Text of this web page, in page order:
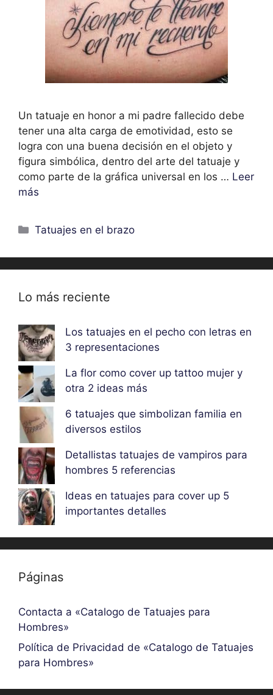
Un tatuaje en honor a mi padre fallecido debe
tener una alta carga de emotividad, esto se
logra con una buena decisión en el objeto y
figura simbólica, dentro del arte del tatuaje y
como parte de la gráfica universal en los … Leer
más
Categorías
Tatuajes en el brazo
Lo más reciente
Los tatuajes en el pecho con letras en
3 representaciones
La flor como cover up tattoo mujer y
otra 2 ideas más
6 tatuajes que simbolizan familia en
diversos estilos
Detallistas tatuajes de vampiros para
hombres 5 referencias
Ideas en tatuajes para cover up 5
importantes detalles
Páginas
Contacta a «Catalogo de Tatuajes para
Hombres»
Política de Privacidad de «Catalogo de Tatuajes
para Hombres»